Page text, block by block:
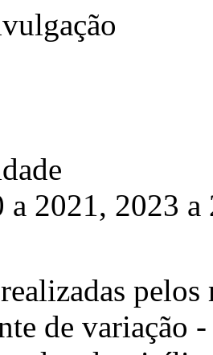
2021, 2023 a
de variação